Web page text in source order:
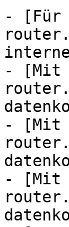
- [Für
- [Mit
- [Mit
- [Mit